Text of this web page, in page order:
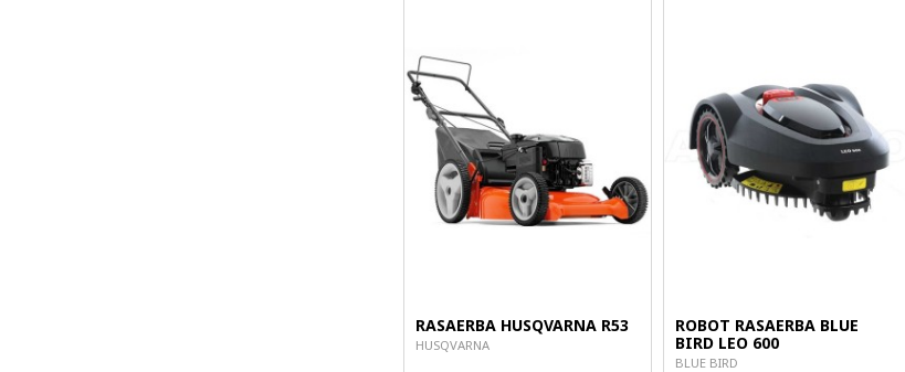
RASAERBA HUSQVARNA R53
HUSQVARNA
ROBOT RASAERBA BLUE
BIRD LEO 600
BLUE BIRD